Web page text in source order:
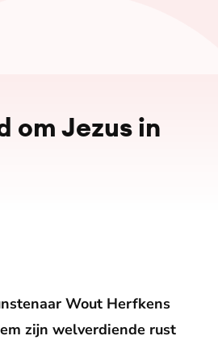
om Jezus in
Wout Herfkens
zijn welverdiende rust